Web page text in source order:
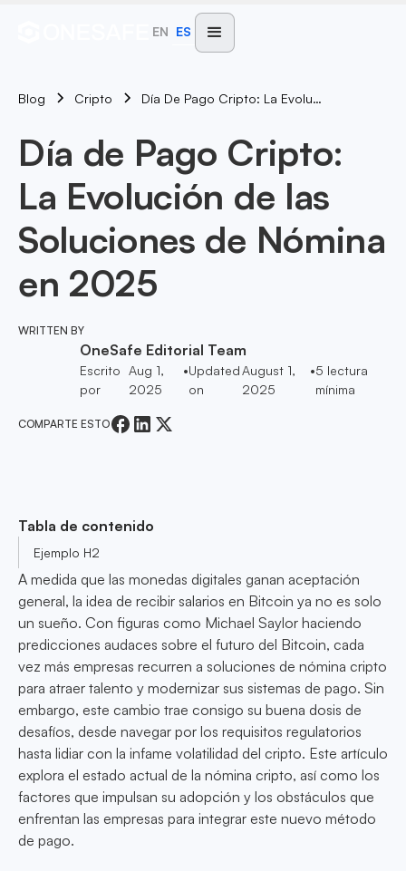
EN ES
Blog Cripto Día De Pago Cripto: La Evolución De Las Soluciones De Nómina En 2025
Día de Pago Cripto:
La Evolución de las
Soluciones de Nómina
en 2025
WRITTEN BY
OneSafe Editorial Team
Escrito
por
Aug 1,
2025
•Updated
on
August 1,
2025
•5 lectura
mínima
COMPARTE ESTO
Tabla de contenido
Ejemplo H2
A medida que las monedas digitales ganan aceptación
general, la idea de recibir salarios en Bitcoin ya no es solo
un sueño. Con figuras como Michael Saylor haciendo
predicciones audaces sobre el futuro del Bitcoin, cada
vez más empresas recurren a soluciones de nómina cripto
para atraer talento y modernizar sus sistemas de pago. Sin
embargo, este cambio trae consigo su buena dosis de
desafíos, desde navegar por los requisitos regulatorios
hasta lidiar con la infame volatilidad del cripto. Este artículo
explora el estado actual de la nómina cripto, así como los
factores que impulsan su adopción y los obstáculos que
enfrentan las empresas para integrar este nuevo método
de pago.